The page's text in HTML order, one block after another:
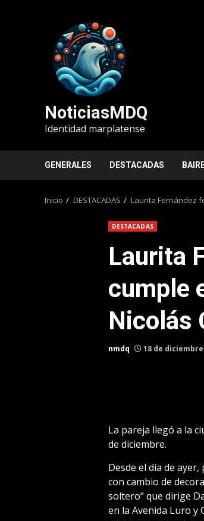
NoticiasMDQ
Identidad marplatense
GENERALES DESTACADAS
Inicio DESTACADAS Laurita Fernández
DESTACADAS
Laurita
cumple
Nicolás
nmdq 18 de diciembre
La pareja llegó a la
de diciembre.
Desde el día de
con cambio de
soltero” que dirige
en la Avenida Luro y